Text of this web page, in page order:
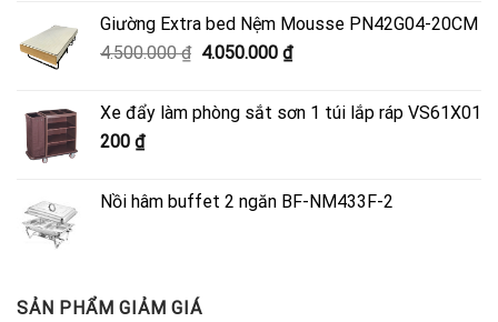
Giường Extra bed Nệm Mousse PN42G04-20CM
4.500.000₫ Giá
4.500.000 ₫.
4.050.000 ₫Giá
là:
Xe đẩy làm phòng sắt sơn 1 túi lắp ráp VS61X01
200 ₫
Nồi hâm buffet 2 ngăn BF-NM433F-2
SẢN PHẨM GIẢM GIÁ